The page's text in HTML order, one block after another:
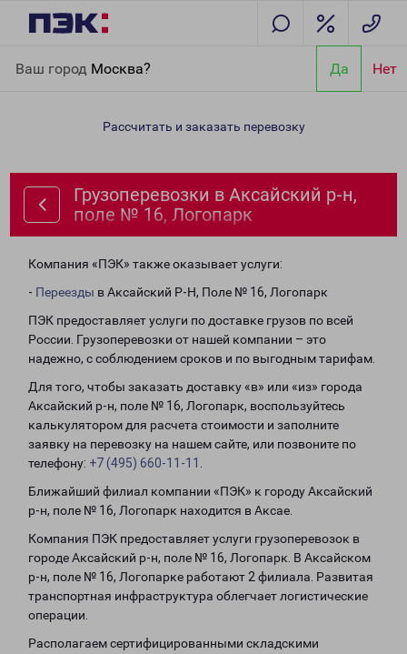
Ваш город Москва? Да Нет
№ 16, Логопарк
Рассчитать и заказать перевозку
Грузоперевозки в Аксайский р-н,
поле № 16, Логопарк
Компания «ПЭК» также оказывает услуги:
- Переезды в Аксайский Р-Н, Поле № 16, Логопарк
ПЭК предоставляет услуги по доставке грузов по всей
России. Грузоперевозки от нашей компании – это
надежно, с соблюдением сроков и по выгодным тарифам.
Для того, чтобы заказать доставку «в» или «из» города
Аксайский р-н, поле № 16, Логопарк, воспользуйтесь
калькулятором для расчета стоимости и заполните
заявку на перевозку на нашем сайте, или позвоните по
телефону: +7 (495) 660-11-11
Ближайший филиал компании «ПЭК» к городу Аксайский
р-н, поле № 16, Логопарк находится в Аксае.
Компания ПЭК предоставляет услуги грузоперевозок в
городе Аксайский р-н, поле № 16, Логопарк. В Аксайском
р-н, поле № 16, Логопарке работают 2 филиала. Развитая
транспортная инфраструктура облегчает логистические
операции.
Располагаем сертифицированными складскими